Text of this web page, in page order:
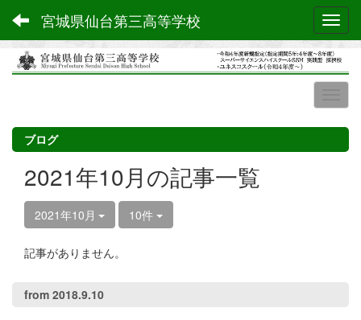
宮城県仙台第三高等学校
ブログ
2021年10月の記事一覧
2021年10月 10件
記事がありません。
from 2018.9.10